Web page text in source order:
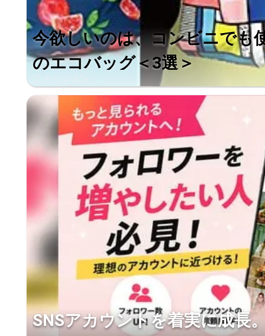
今欲しいのは、コンビニでも
のエコバッグ＜3選＞
ファッション
SNSアカウントを着実に成長